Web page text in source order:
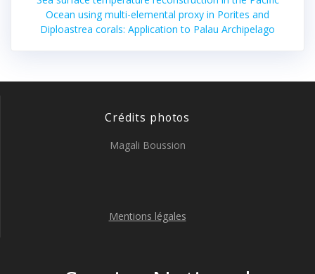
Ocean using multi-elemental proxy in Porites and
Diploastrea corals: Application to Palau Archipelago
Crédits photos
Magali Boussion
Mentions légales